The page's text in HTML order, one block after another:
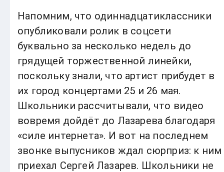
Напомним, что одиннадцатиклассники
опубликовали ролик в соцсети
буквально за несколько недель до
грядущей торжественной линейки,
поскольку знали, что артист прибудет в
их город концертами 25 и 26 мая.
Школьники рассчитывали, что видео
вовремя дойдёт до Лазарева благодаря
«силе интернета». И вот на последнем
звонке выпусников ждал сюрприз: к ним
приехал Сергей Лазарев. Школьники не